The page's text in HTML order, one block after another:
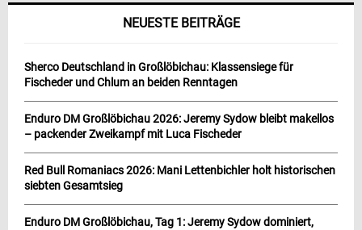
NEUESTE BEITRÄGE
Sherco Deutschland in Großlöbichau: Klassensiege für
Fischeder und Chlum an beiden Renntagen
Enduro DM Großlöbichau 2026: Jeremy Sydow bleibt makellos
– packender Zweikampf mit Luca Fischeder
Red Bull Romaniacs 2026: Mani Lettenbichler holt historischen
siebten Gesamtsieg
Enduro DM Großlöbichau, Tag 1: Jeremy Sydow dominiert,